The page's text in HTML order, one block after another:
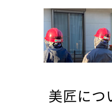
美匠につ